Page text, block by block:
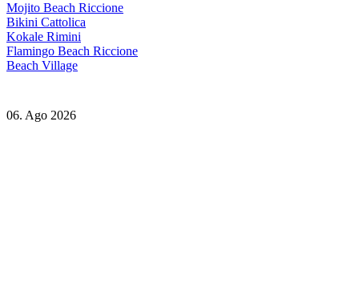
Mojito Beach Riccione
Bikini Cattolica
Kokale Rimini
Flamingo Beach Riccione
Beach Village
06. Ago 2026